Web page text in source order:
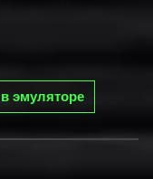
эмуляторе